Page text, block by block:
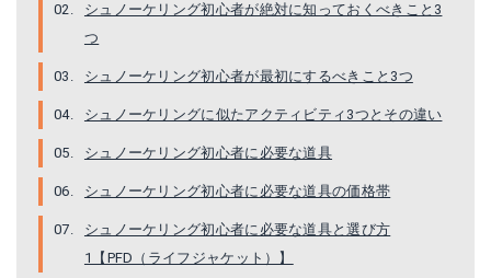
シュノーケリング初心者が絶対に知っておくべきこと3
つ
シュノーケリング初心者が最初にするべきこと3つ
シュノーケリングに似たアクティビティ3つとその違い
シュノーケリング初心者に必要な道具
シュノーケリング初心者に必要な道具の価格帯
シュノーケリング初心者に必要な道具と選び方
1【PFD（ライフジャケット）】